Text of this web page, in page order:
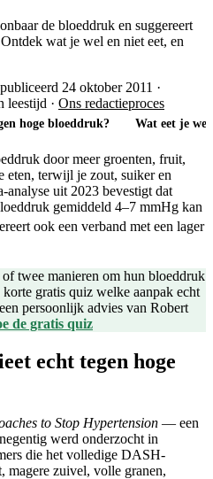
de bloeddruk en suggereert
wat je wel en niet eet, en
24 oktober 2011 ·
leestijd · Ons redactieproces
hoge bloeddruk? Wat eet je
door meer groenten, fruit,
eten, terwijl je zout, suiker en
analyse uit 2023 bevestigt dat
gemiddeld 4–7 mmHg kan
ook een verband met een lager
of twee manieren om hun bloeddruk
gratis quiz welke aanpak echt
persoonlijk advies van Robert
de gratis quiz
echt tegen hoge
to Stop Hypertension — een
werd onderzocht in
die het volledige DASH-
magere zuivel, volle granen,